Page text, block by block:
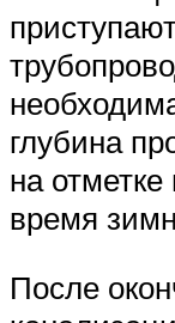
глубина
на
время
После